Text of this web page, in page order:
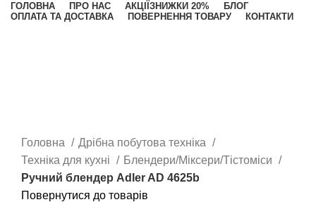
ГОЛОВНА ПРО НАС АКЦІЇ ЗНИЖКИ 20%
БЛОГ
ОПЛАТА ТА ДОСТАВКА
ПОВЕРНЕННЯ ТОВАРУ КОНТАКТИ
Головна
Дрібна побутова техніка
Техніка для кухні
Блендери/Міксери/Тістоміси
Ручний блендер Adler AD 4625b
Повернутися до товарів